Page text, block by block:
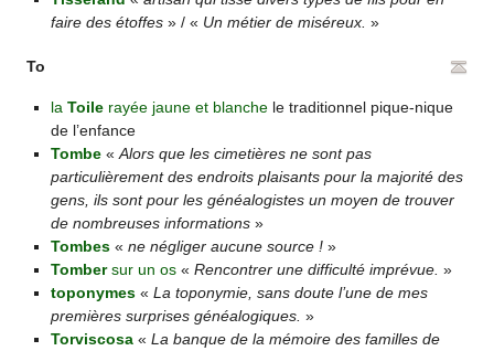
faire des étoffes» / « Un métier de miséreux. »
To
la Toile rayée jaune et blanchele traditionnel pique-nique
de l’enfance
Tombe« Alors que les cimetières ne sont pas
particulièrement des endroits plaisants pour la majorité des
gens, ils sont pour les généalogistes un moyen de trouver
de nombreuses informations»
Tombes« ne négliger aucune source !»
Tombersur un os« Rencontrer une difficulté imprévue. »
toponymes« La toponymie, sans doute l’une de mes
premières surprises généalogiques. »
Torviscosa« La banque de la mémoire des familles de